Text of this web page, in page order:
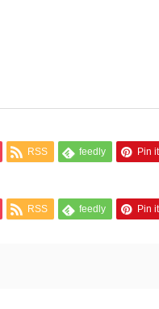
RSS feedly Pin it
RSS feedly Pin it